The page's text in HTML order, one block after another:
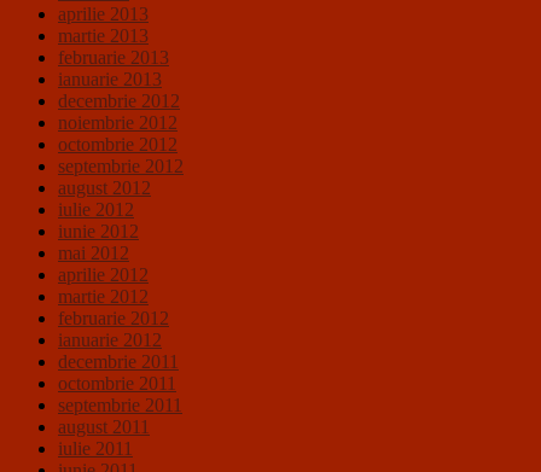
aprilie 2013
martie 2013
februarie 2013
ianuarie 2013
decembrie 2012
noiembrie 2012
octombrie 2012
septembrie 2012
august 2012
iulie 2012
iunie 2012
mai 2012
aprilie 2012
martie 2012
februarie 2012
ianuarie 2012
decembrie 2011
octombrie 2011
septembrie 2011
august 2011
iulie 2011